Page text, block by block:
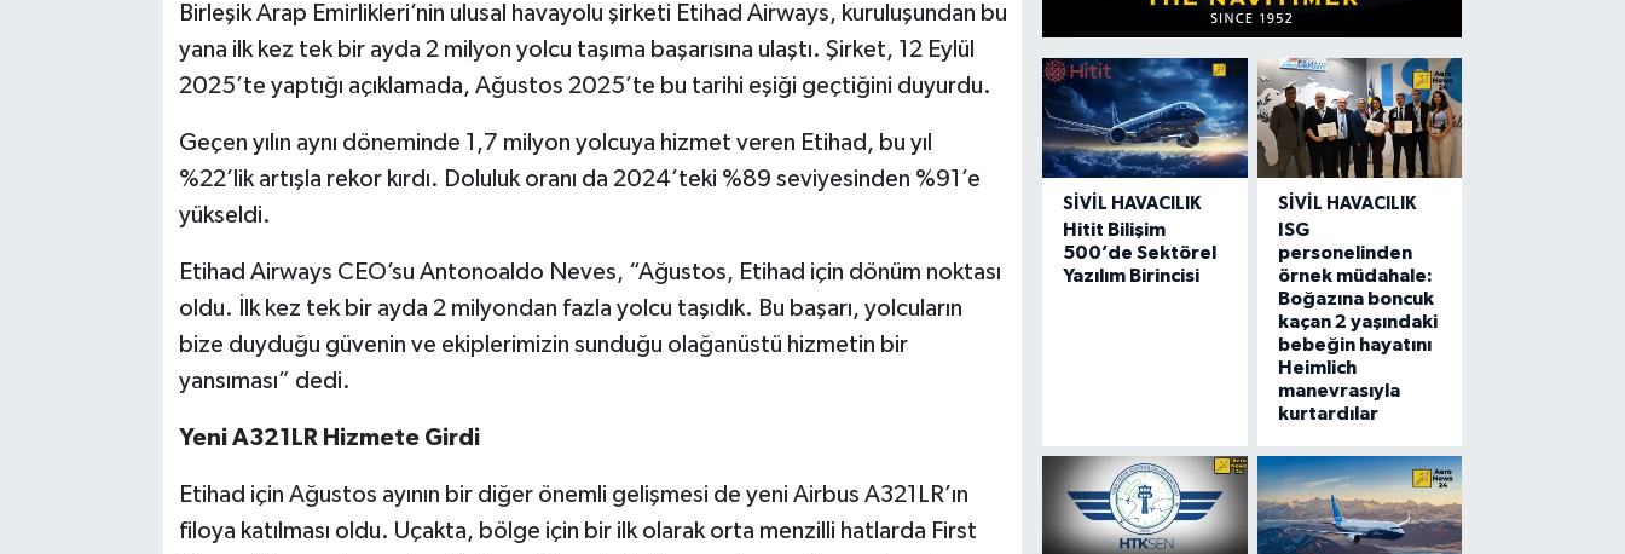
Birleşik Arap Emirlikleri’nin ulusal havayolu şirketi Etihad Airways, kuruluşundan bu
yana ilk kez tek bir ayda 2 milyon yolcu taşıma başarısına ulaştı. Şirket, 12 Eylül
2025’te yaptığı açıklamada, Ağustos 2025’te bu tarihi eşiği geçtiğini duyurdu.
Geçen yılın aynı döneminde 1,7 milyon yolcuya hizmet veren Etihad, bu yıl
%22’lik artışla rekor kırdı. Doluluk oranı da 2024’teki %89 seviyesinden %91’e
yükseldi.
Etihad Airways CEO’su Antonoaldo Neves, “Ağustos, Etihad için dönüm noktası
oldu. İlk kez tek bir ayda 2 milyondan fazla yolcu taşıdık. Bu başarı, yolcuların
bize duyduğu güvenin ve ekiplerimizin sunduğu olağanüstü hizmetin bir
yansıması” dedi.
Yeni A321LR Hizmete Girdi
Etihad için Ağustos ayının bir diğer önemli gelişmesi de yeni Airbus A321LR’ın
filoya katılması oldu. Uçakta, bölge için bir ilk olarak orta menzilli hatlarda First
SIVIL HAVACILIK
Hitit Bilişim
500’de Sektörel
Yazılım Birincisi
SIVIL HAVACILIK
ISG
personelinden
örnek müdahale:
Boğazına boncuk
kaçan 2 yaşındaki
bebeğin hayatını
Heimlich
manevrasıyla
kurtardılar